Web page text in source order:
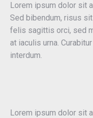
Lorem ipsum dolor sit
Sed bibendum, risus
felis sagittis orci, sed
at iaculis urna.
interdum.
Lorem ipsum dolor sit